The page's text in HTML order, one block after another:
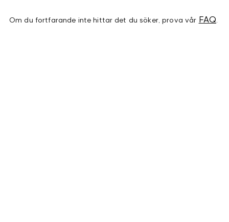
Om du fortfarande inte hittar det du söker, prova vår FAQ